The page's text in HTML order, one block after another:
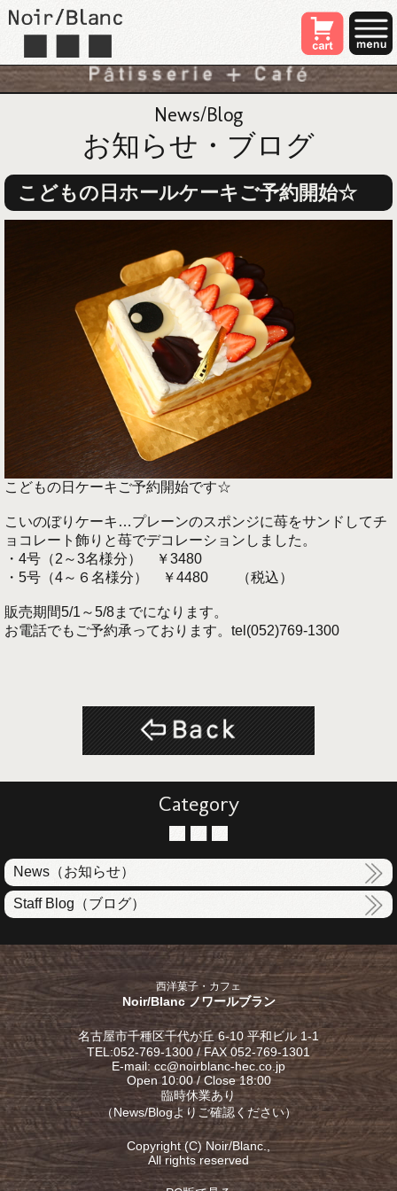
News/Blog
お知らせ・ブログ
こどもの日ホールケーキご予約開始☆
こどもの日ケーキご予約開始です☆
こいのぼりケーキ…プレーンのスポンジに苺をサンドしてチ
ョコレート飾りと苺でデコレーションしました。
・4号（2～3名様分） ￥3480
・5号（4～６名様分） ￥4480 （税込）
販売期間5/1～5/8までになります。
お電話でもご予約承っております。tel(052)769-1300
Category
News（お知らせ）
Staff Blog（ブログ）
西洋菓子・カフェ
Noir/Blanc ノワールブラン
名古屋市千種区千代が丘 6-10 平和ビル 1-1
TEL:052-769-1300 / FAX 052-769-1301
E-mail: cc@noirblanc-hec.co.jp
Open 10:00 / Close 18:00
臨時休業あり
（News/Blogよりご確認ください）
Copyright (C) Noir/Blanc.,
All rights reserved